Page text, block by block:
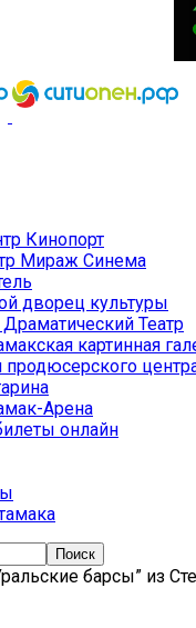
Кинопорт
Мираж Синема
дворец культуры
Театр
картинная
Арена
онлайн
барсы” из